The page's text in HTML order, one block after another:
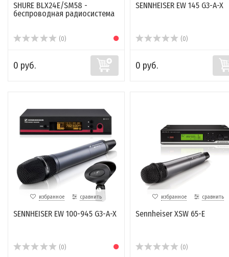
SHURE BLX24E/SM58 -
беспроводная радиосистема
(0)
0 руб.
SENNHEISER EW 145 G3-A-X
(0)
0 руб.
избранное сравнить
SENNHEISER EW 100-945 G3-A-X
(0)
избранное сравнить
Sennheiser XSW 65-E
(0)